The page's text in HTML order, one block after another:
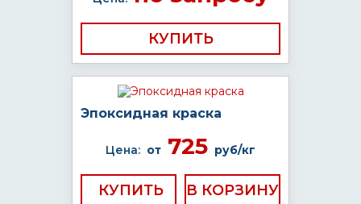
КУПИТЬ
Эпоксидная краска
Цена: от 725 руб/кг
КУПИТЬ